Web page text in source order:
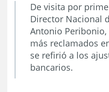
De visita por
Director Nacional
Antonio
más reclamados
se refirió a los
bancarios.